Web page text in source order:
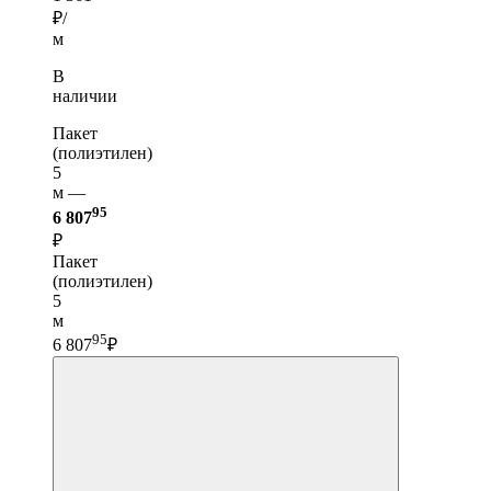
₽/
м
В
наличии
Пакет
(полиэтилен)
5
м —
6 80795
₽
Пакет
(полиэтилен)
5
м
6 80795₽